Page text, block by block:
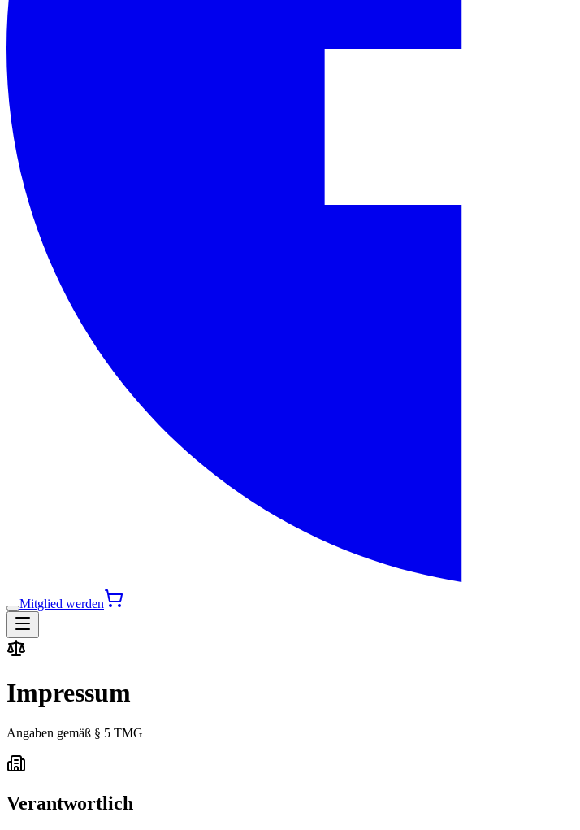
Mitglied werden
Impressum
Angaben gemäß § 5 TMG
Verantwortlich